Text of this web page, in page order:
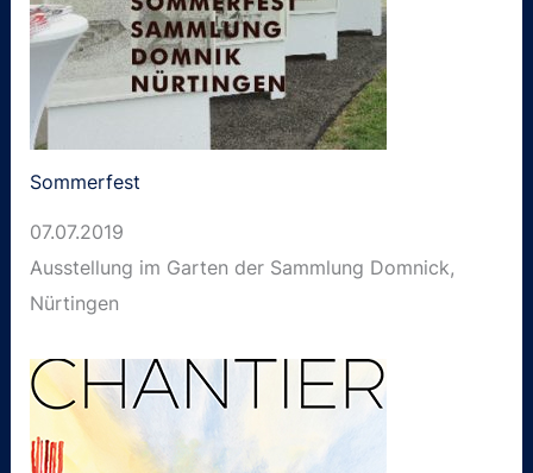
Sommerfest
07.07.2019
Ausstellung im Garten der Sammlung Domnick,
Nürtingen